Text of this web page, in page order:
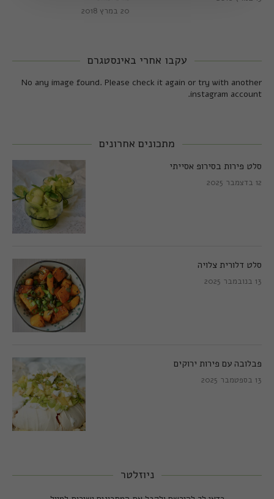
20 במרץ 2018
עקבו אחרי באינסטגרם
No any image found. Please check it again or try with another
instagram account.
מתכונים אחרונים
סלט פירות בסירופ אסייתי
12 בדצמבר 2025
סלט דלורית צלויה
13 בנובמבר 2025
פבלובה עם פירות ירוקים
13 בספטמבר 2025
ניוזלטר